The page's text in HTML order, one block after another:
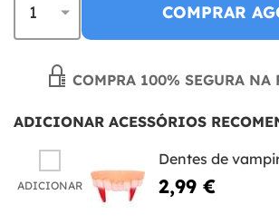
COMPRAR
COMPRA 100% SEGURA
ADICIONAR ACESSÓRIOS
ADICIONAR
Dentes de
2,99 €